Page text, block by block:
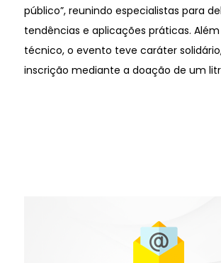
público”, reunindo especialistas para
tendências e aplicações práticas.
técnico, o evento teve caráter
inscrição mediante a doação de um